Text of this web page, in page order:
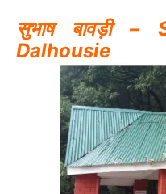
सुभाष बावड़ी –
Dalhousie